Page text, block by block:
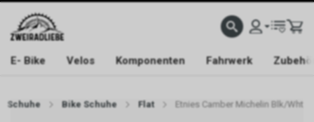
E- Bike Velos Komponenten Fahrwerk
Schuhe Bike Schuhe Flat Etnies Camber Michelin Blk/Wht